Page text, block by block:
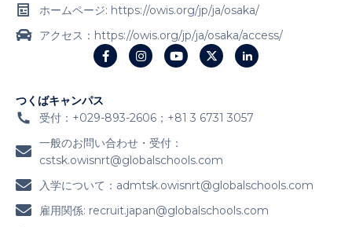
ホームページ: https://owis.org/jp/ja/osaka/
アクセス：https://owis.org/jp/ja/osaka/access/
つくばキャンパス
受付：+029-893-2606；+81 3 6731 3057
一般のお問い合わせ・受付：
cstsk.owisnrt@globalschools.com
入学について： admtsk.owisnrt@globalschools.com
雇用関係: recruit.japan@globalschools.com